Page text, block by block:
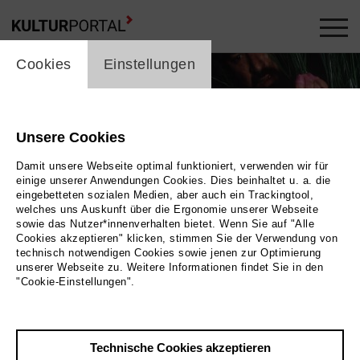
|
cookie_layer
Cookies Einstellungen
Unsere Cookies
Damit unsere Webseite optimal funktioniert, verwenden wir für
einige unserer Anwendungen Cookies. Dies beinhaltet u. a. die
eingebetteten sozialen Medien, aber auch ein Trackingtool,
welches uns Auskunft über die Ergonomie unserer Webseite
sowie das Nutzer*innenverhalten bietet. Wenn Sie auf "Alle
Cookies akzeptieren" klicken, stimmen Sie der Verwendung von
technisch notwendigen Cookies sowie jenen zur Optimierung
unserer Webseite zu. Weitere Informationen findet Sie in den
"Cookie-Einstellungen".
Technische Cookies akzeptieren